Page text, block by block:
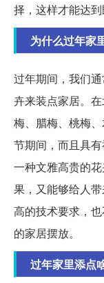
择，这样才能达到
为什么过年家
过年期间，我们
卉来装点家居。
梅、腊梅、桃梅
节期间，而且具
一种文雅高贵的
果，又能够给人
高的技术要求，
的家居摆放。
过年家里添点